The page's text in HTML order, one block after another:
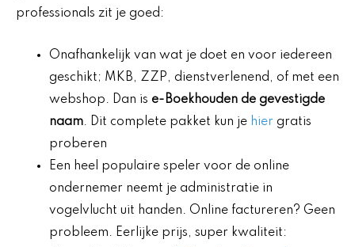
professionals zit je goed:
Onafhankelijk van wat je doet en voor iedereen
geschikt; MKB, ZZP, dienstverlenend, of met een
webshop. Dan is e-Boekhouden de gevestigde
naam. Dit complete pakket kun je hier gratis
proberen
Een heel populaire speler voor de online
ondernemer neemt je administratie in
vogelvlucht uit handen. Online factureren? Geen
probleem. Eerlijke prijs, super kwaliteit: